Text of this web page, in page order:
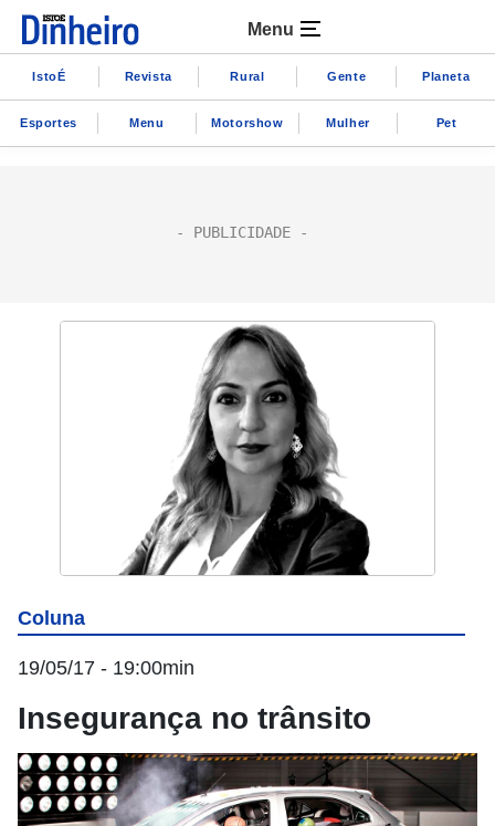
Menu
IstoÉ Revista Rural Gente Planeta
Esportes Menu Motorshow Mulher Pet
Coluna
19/05/17 - 19:00min
Insegurança no trânsito